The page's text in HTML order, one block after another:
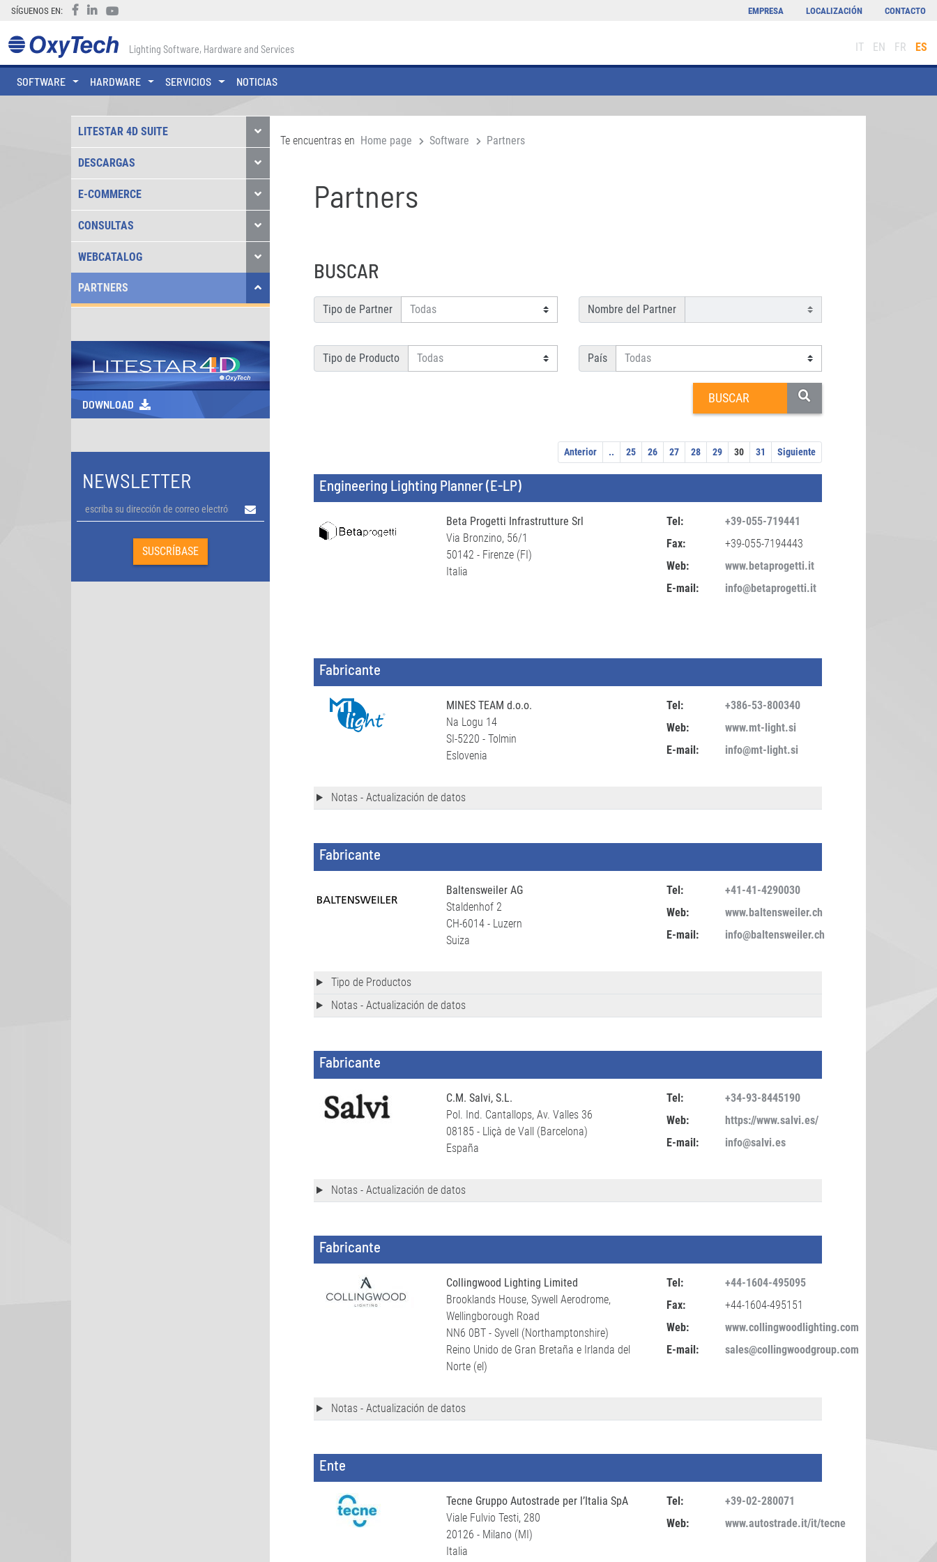
SÍGUENOS EN:
IT EN FR ES
Lighting Software, Hardware and Services
SOFTWARE HARDWARE SERVICIOS NOTICIAS
EMPRESA LOCALIZACIÓN CONTACTO
Te encuentras en Home page Software Partners
Partners
BUSCAR
Tipo de Partner Nombre del Partner
Tipo de Producto País
Anterior .. 25 26 27 28 29 30 31 Siguiente
Engineering Lighting Planner (E-LP)
Beta Progetti Infrastrutture Srl
Via Bronzino, 56/1
50142 - Firenze (FI)
Italia
Tel:
+39-055-719441
Fax:
+39-055-7194443
Web:
www.betaprogetti.it
E-mail:
info@betaprogetti.it
Fabricante
MINES TEAM d.o.o.
Na Logu 14
SI-5220 - Tolmin
Eslovenia
Tel:
+386-53-800340
Web:
www.mt-light.si
E-mail:
info@mt-light.si
Notas - Actualización de datos
Fabricante
Baltensweiler AG
Staldenhof 2
CH-6014 - Luzern
Suiza
Tel:
+41-41-4290030
Web:
www.baltensweiler.ch
E-mail:
info@baltensweiler.ch
Tipo de Productos
Notas - Actualización de datos
Fabricante
C.M. Salvi, S.L.
Pol. Ind. Cantallops, Av. Valles 36
08185 - Lliçà de Vall (Barcelona)
España
Tel:
+34-93-8445190
Web:
https://www.salvi.es/
E-mail:
info@salvi.es
Notas - Actualización de datos
Fabricante
Collingwood Lighting Limited
Brooklands House, Sywell Aerodrome,
Wellingborough Road
NN6 0BT - Syvell (Northamptonshire)
Reino Unido de Gran Bretaña e Irlanda del
Norte (el)
Tel:
+44-1604-495095
Fax:
+44-1604-495151
Web:
www.collingwoodlighting.com
E-mail:
sales@collingwoodgroup.com
Notas - Actualización de datos
Ente
Tecne Gruppo Autostrade per l’Italia SpA
Viale Fulvio Testi, 280
20126 - Milano (MI)
Italia
Tel:
+39-02-280071
Web:
www.autostrade.it/it/tecne
LITESTAR 4D SUITE
DESCARGAS
E-COMMERCE
CONSULTAS
WEBCATALOG
PARTNERS
DOWNLOAD
NEWSLETTER